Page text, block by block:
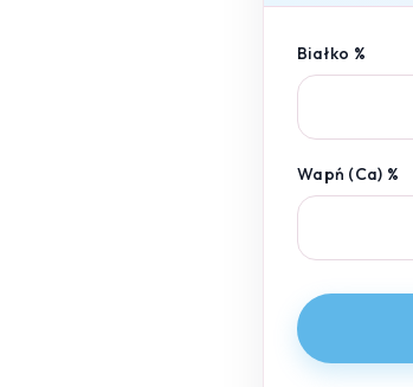
Białko %
Wapń (Ca) %